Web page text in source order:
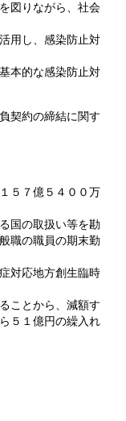
図りながら、社会
用し、感染防止対
本的な感染防止対
契約の締結に関す
５７億５４００万
国の取扱い等を勘
職の職員の期末勤
対応地方創生臨時
ことから、減額す
５１億円の繰入れ